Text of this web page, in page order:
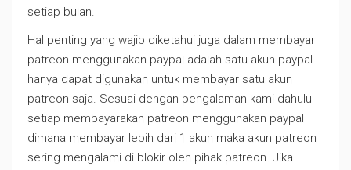
setiap bulan.
Hal penting yang wajib diketahui juga dalam membayar
patreon menggunakan paypal adalah satu akun paypal
hanya dapat digunakan untuk membayar satu akun
patreon saja. Sesuai dengan pengalaman kami dahulu
setiap membayarakan patreon menggunakan paypal
dimana membayar lebih dari 1 akun maka akun patreon
sering mengalami di blokir oleh pihak patreon. Jika